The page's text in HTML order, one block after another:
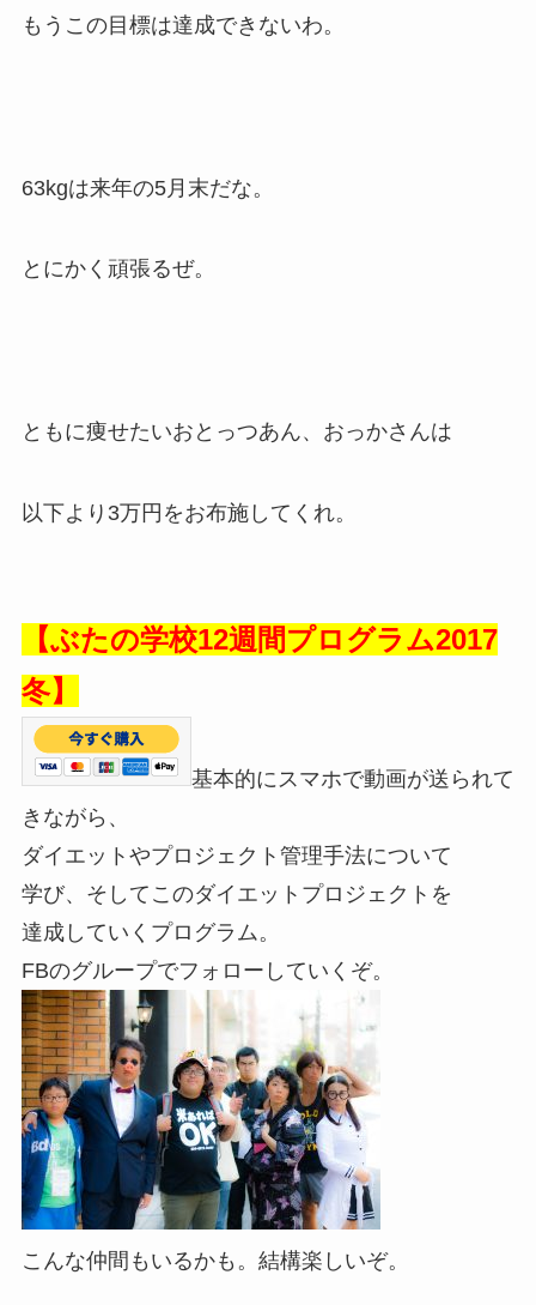
もうこの目標は達成できないわ。
63kgは来年の5月末だな。
とにかく頑張るぜ。
ともに痩せたいおとっつあん、おっかさんは
以下より3万円をお布施してくれ。
【ぶたの学校12週間プログラム2017
冬】
基本的にスマホで動画が送られて
きながら、
ダイエットやプロジェクト管理手法について
学び、そしてこのダイエットプロジェクトを
達成していくプログラム。
FBのグループでフォローしていくぞ。
こんな仲間もいるかも。結構楽しいぞ。